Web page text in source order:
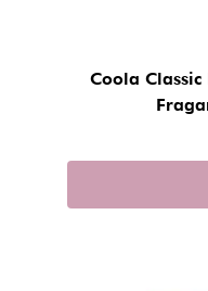
Coola Classic